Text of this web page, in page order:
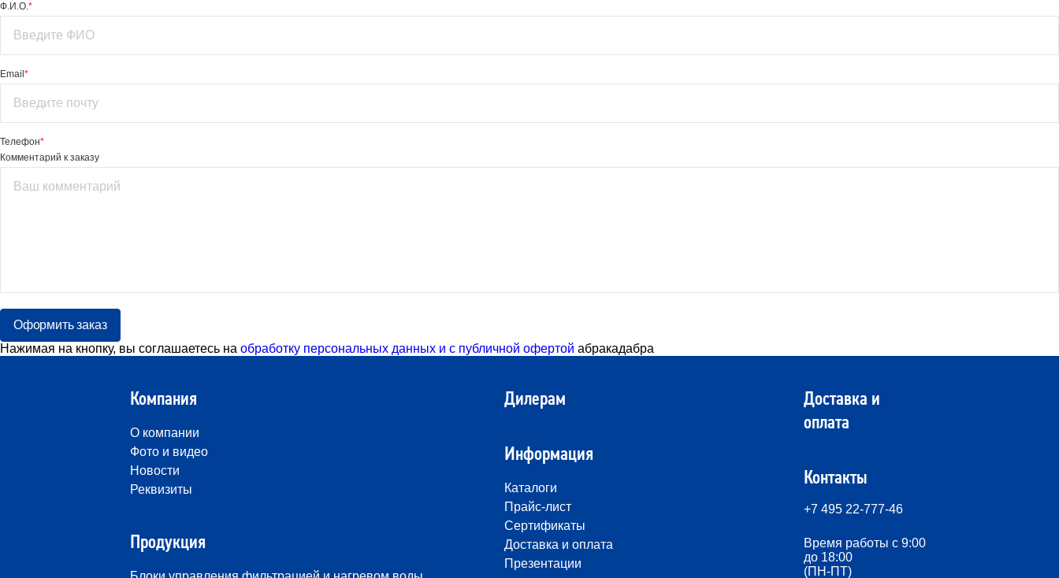
Ф.И.О.*
Email *
Телефон*
Комментарий к заказу
Оформить заказ
Нажимая на кнопку, вы соглашаетесь на обработку персональных данных и с публичной офертой абракадабра
Компания
О компании
Фото и видео
Новости
Реквизиты
Продукция
Дилерам
Информация
Каталоги
Прайс-лист
Сертификаты
Доставка и оплата
Презентации
Доставка и
оплата
Контакты
+7 495 22-777-46
Время работы с 9:00
до 18:00
(ПН-ПТ)